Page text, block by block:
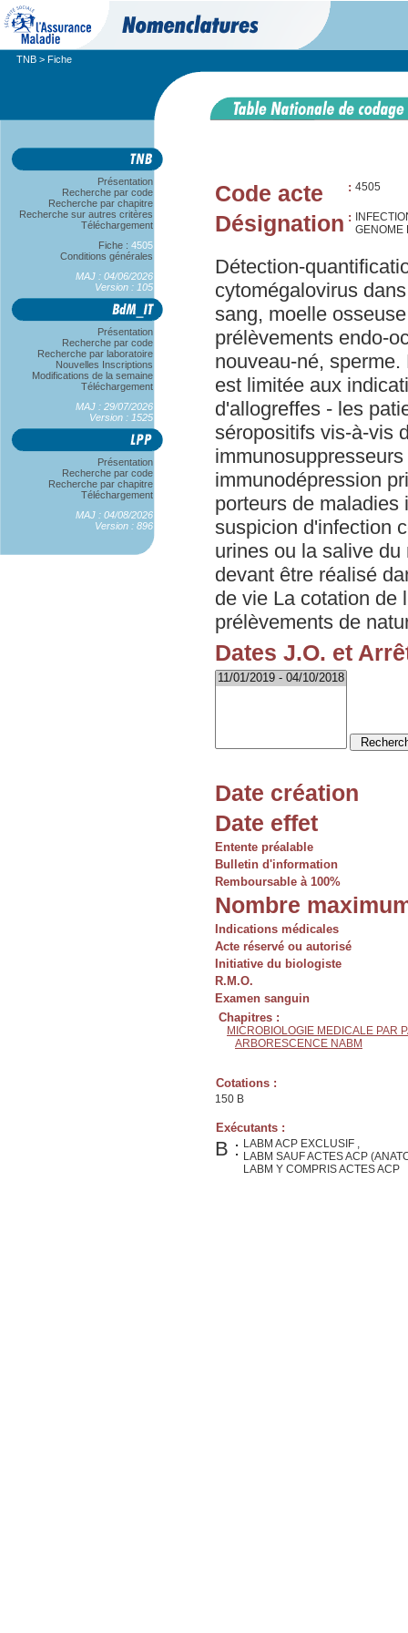
TNB > Fiche
Présentation
Recherche par code
Recherche par chapitre
Recherche sur autres critères
Téléchargement
Fiche : 4505
Conditions générales
MAJ : 04/06/2026
Version : 105
Présentation
Recherche par code
Recherche par laboratoire
Nouvelles Inscriptions
Modifications de la semaine
Téléchargement
MAJ : 29/07/2026
Version : 1525
Présentation
Recherche par code
Recherche par chapitre
Téléchargement
MAJ : 04/08/2026
Version : 896
Code acte : 4505
Désignation :
GENOME
Détection-
cytomégalovirus
sang, moelle
prélèvements endo-
nouveau-né,
est limitée aux
d'allogreffes - les
séropositifs vis-à-vis
immunodépression
porteurs de maladies
suspicion d'infection
urines ou la salive
devant être réalisé
de vie La cotation de
prélèvements de
Dates J.O. et
Date création
Date effet
Entente préalable
Bulletin d'information
Remboursable à 100%
Nombre
Indications médicales
Acte réservé ou autorisé
Initiative du biologiste
R.M.O.
Examen sanguin
Chapitres :
MICROBIOLOGIE MEDICALE PAR
ARBORESCENCE NABM
Cotations :
150 B
Exécutants :
B : LABM ACP EXCLUSIF ,
LABM SAUF ACTES ACP
LABM Y COMPRIS ACTES ACP